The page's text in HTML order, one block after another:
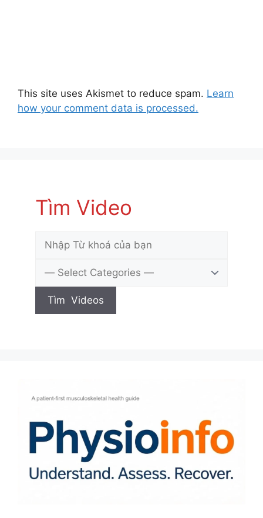
This site uses Akismet to reduce spam. Learn
how your comment data is processed.
Tìm Video